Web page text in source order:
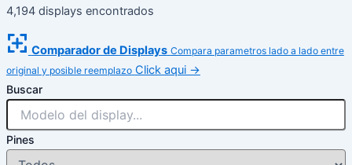
4,194 displays encontrados
Comparador de Displays Compara parametros lado a lado entre
original y posible reemplazo Click aqui →
Buscar
Pines